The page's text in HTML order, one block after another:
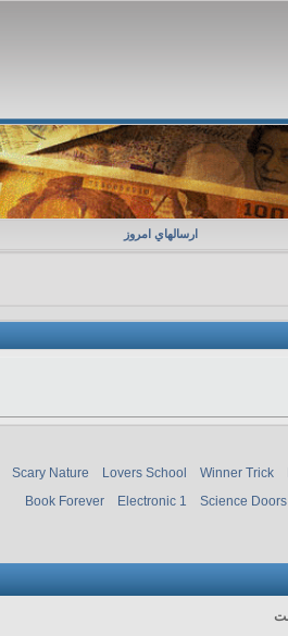
ارسالهاي امروز
Scary Nature Lovers School Winner Trick
Book Forever
Electronic 1 Science Doors